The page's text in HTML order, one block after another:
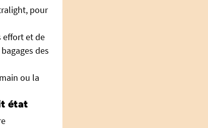
pour
effort et de
des
ou la
état